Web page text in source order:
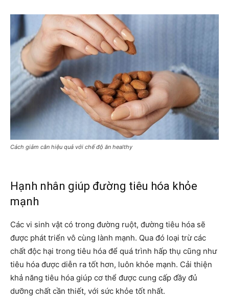
Cách giảm cân hiệu quả với chế độ ăn healthy
Hạnh nhân giúp đường tiêu hóa khỏe
mạnh
Các vi sinh vật có trong đường ruột, đường tiêu hóa sẽ
được phát triển vô cùng lành mạnh. Qua đó loại trừ các
chất độc hại trong tiêu hóa để quá trình hấp thụ cũng như
tiêu hóa được diễn ra tốt hơn, luôn khỏe mạnh. Cải thiện
khả năng tiêu hóa giúp cơ thể được cung cấp đầy đủ
dưỡng chất cần thiết, với sức khỏe tốt nhất.